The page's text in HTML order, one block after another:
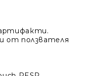
от ползвателя